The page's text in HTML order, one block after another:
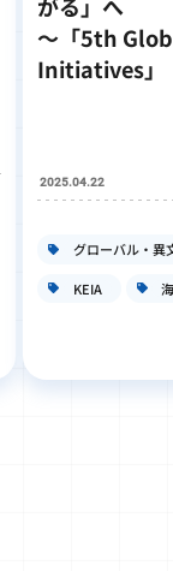
がる」へ
～「5th
Initiatives」
2025.04.22
グローバル・異
KEIA